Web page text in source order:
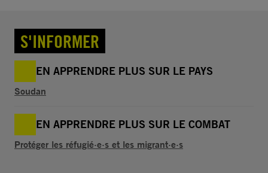
S'INFORMER
EN APPRENDRE PLUS SUR LE PAYS
Soudan
EN APPRENDRE PLUS SUR LE COMBAT
Protéger les réfugié·e·s et les migrant·e·s